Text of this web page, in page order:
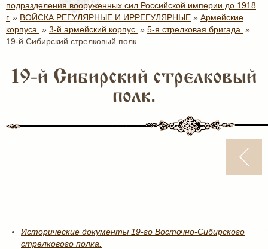
подразделения вооруженных сил Российской империи до 1918
г. » ВОЙСКА РЕГУЛЯРНЫЕ И ИРРЕГУЛЯРНЫЕ » Армейские
корпуса. » 3-й армейский корпус. » 5-я стрелковая бригада. »
19-й Сибирский стрелковый полк.
19-й Сибирский стрелковый
полк.
Исторические документы 19-го Восточно-Сибирского
стрелкового полка.